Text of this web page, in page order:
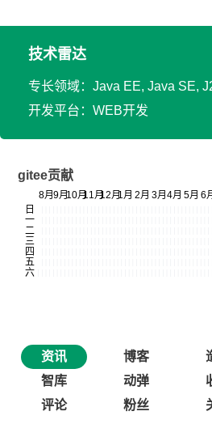
技术雷达
专长领域：Java EE, Java SE,
开发平台：WEB开发
gitee贡献
资讯 博客
智库
动弹
评论
粉丝